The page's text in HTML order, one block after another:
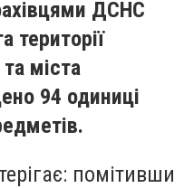
ДСНС
території
міста
94 одиниці
помітивши